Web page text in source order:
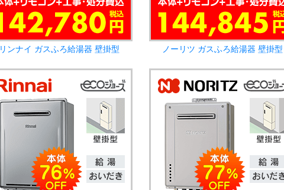
リンナイ ガスふろ給湯器 壁掛型 ノーリツ ガスふろ給湯器 壁掛型